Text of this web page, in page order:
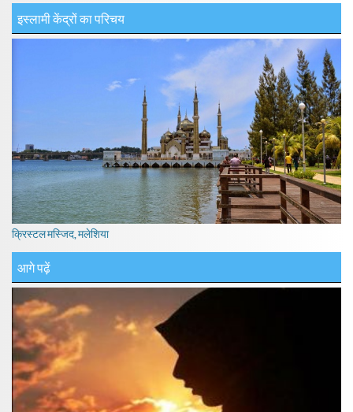
इस्लामी केंद्रों का परिचय
क्रिस्टल मस्जिद, मलेशिया
आगे पढ़ें